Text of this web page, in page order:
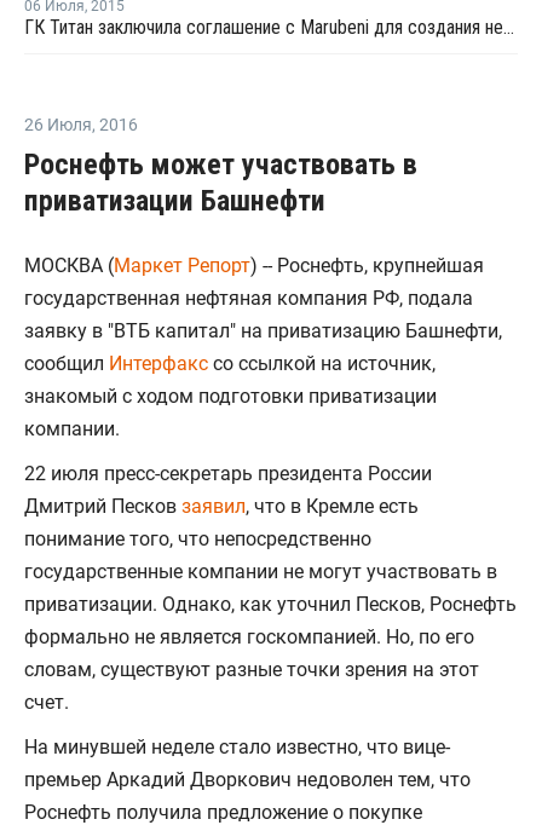
06 Июля, 2015
ГК Титан заключила соглашение с Marubeni для создания нефтехимических производств
26 Июля, 2016
Роснефть может участвовать в
приватизации Башнефти
МОСКВА (Маркет Репорт) -- Роснефть, крупнейшая
государственная нефтяная компания РФ, подала
заявку в "ВТБ капитал" на приватизацию Башнефти,
сообщил Интерфакс со ссылкой на источник,
знакомый с ходом подготовки приватизации
компании.
22 июля пресс-секретарь президента России
Дмитрий Песков заявил, что в Кремле есть
понимание того, что непосредственно
государственные компании не могут участвовать в
приватизации. Однако, как уточнил Песков, Роснефть
формально не является госкомпанией. Но, по его
словам, существуют разные точки зрения на этот
счет.
На минувшей неделе стало известно, что вице-
премьер Аркадий Дворкович недоволен тем, что
Роснефть получила предложение о покупке